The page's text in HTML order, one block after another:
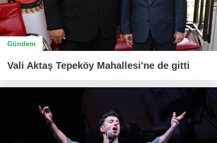
Gündem
Vali Aktaş Tepeköy Mahallesi'ne de gitti